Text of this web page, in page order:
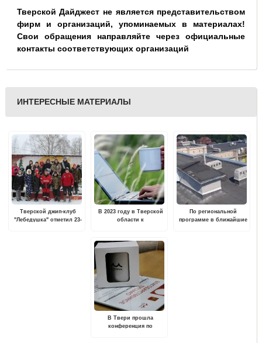
Тверской Дайджест не является представительством
фирм и организаций, упоминаемых в материалах!
Свои обращения направляйте через официальные
контакты соответствующих организаций
ИНТЕРЕСНЫЕ МАТЕРИАЛЫ
Тверской джип-клуб
"Лебедушка" отметил 23-
В 2023 году в Тверской
области к
деревни, а также села и
поселки
По региональной
программе в ближайшие
В Твери прошла
конференция по